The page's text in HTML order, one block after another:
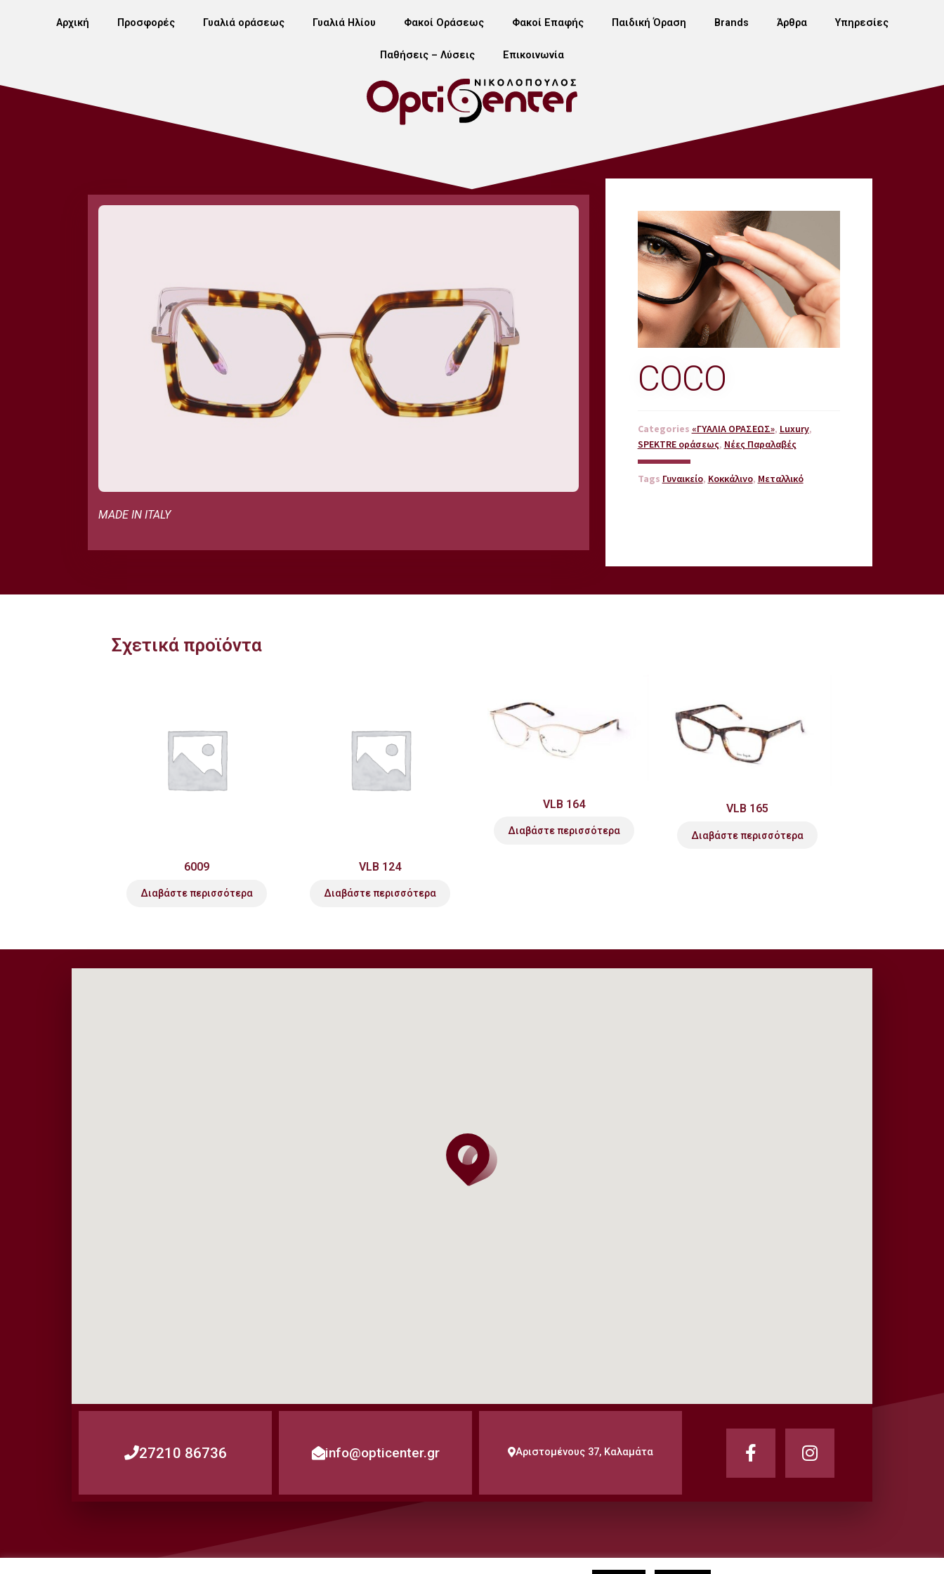
Αρχική Προσφορές Γυαλιά οράσεως Γυαλιά Ηλίου Φακοί Οράσεως Φακοί Επαφής Παιδική Όραση Brands Άρθρα Υπηρεσίες
Παθήσεις – Λύσεις Επικοινωνία
MADE IN ITALY
COCO
Categories «ΓΥΑΛΙΑ ΟΡΑΣΕΩΣ», Luxury,
SPEKTRE οράσεως, Νέες Παραλαβές
Tags Γυναικείο, Κοκκάλινο, Μεταλλικό
Σχετικά προϊόντα
6009
Διαβάστε περισσότερα
VLB 124
Διαβάστε περισσότερα
VLB 164
Διαβάστε περισσότερα
VLB 165
Διαβάστε περισσότερα
27210 86736 info@opticenter.gr Αριστομένους 37, Καλαμάτα
Copyright 2022© All rights reserved - powered by